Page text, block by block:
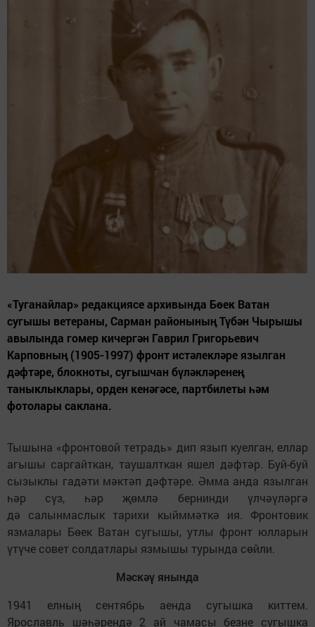
«Туганайлар» редакциясе архивында Бөек Ватан
сугышы ветераны, Сарман районының Түбән Чырышы
авылында гомер кичергән Гаврил Григорьевич
Карповның (1905-1997) фронт истәлекләре язылган
дәфтәре, блокноты, сугышчан бүләкләренең
таныклыклары, орден кенәгәсе, партбилеты һәм
фотолары саклана.
Тышына «фронтовой тетрадь» дип язып куелган, еллар
агышы саргайткан, таушалткан яшел дәфтәр. Буй-буй
сызыклы гадәти мәктәп дәфтәре. Әмма анда язылган
һәр сүз, һәр җөмлә бернинди үлчәүләргә
дә салынмаслык тарихи кыйммәткә ия. Фронтовик
язмалары Бөек Ватан сугышы, утлы фронт юлларын
үтүче совет солдатлары язмышы турында сөйли.
Мәскәү янында
1941 елның сентябрь аенда сугышка киттем.
Ярославль шәһәрендә 2 ай чамасы безне сугышка